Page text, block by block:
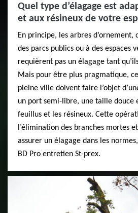
Quel type d’élagage est
et aux résineux de votre
En principe, les arbres d’ornement,
des parcs publics ou à des espaces
requièrent pas un élagage tant
Mais pour être plus pragmatique,
pleine ville doivent faire l’objet
un port semi-libre, une taille douce
feuillus et les résineux. Cette
l’élimination des branches mortes
assurer un élagage dans les
BD Pro entretien St-prex.